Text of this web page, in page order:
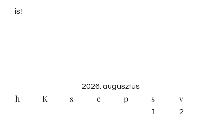
is!
2026. augusztus
h K s c p s v
1 2